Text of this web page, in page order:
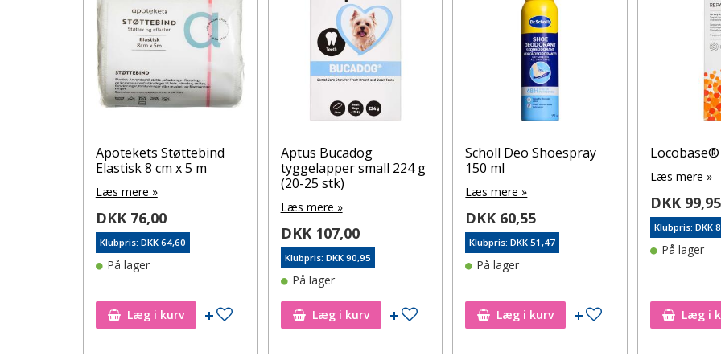
Tilføj til ønskeseddel
Apotekets Støttebind
Elastisk 8 cm x 5 m
Læs mere »
DKK 76,00
Klubpris: DKK 64,60
På lager
Læg i kurv Tilføj til ønskeseddel
Aptus Bucadog
tyggelapper small 224 g
(20-25 stk)
Læs mere »
DKK 107,00
Klubpris: DKK 90,95
På lager
Læg i kurv Tilføj til ønskeseddel
Scholl Deo Shoespray
150 ml
Læs mere »
DKK 60,55
Klubpris: DKK 51,47
På lager
Læg i kurv Tilføj til ønskeseddel
Læs mere »
DKK 99,95
Klubpris: DKK
På lager
Læg i